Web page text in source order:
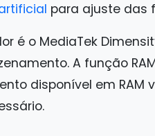
para ajuste das
é o MediaTek
A função
disponível em